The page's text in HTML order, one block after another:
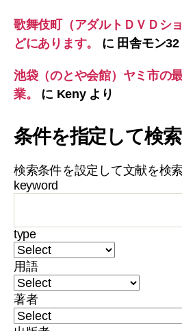
歌舞伎町（アダルトＤＶＤシ
どにあります。
に 田舎モン32
池袋（のとや会館）ヤミ市の
業。
に Kenyより
条件を指定して検索
検索条件を設定して文献を検
keyword
type
用語
著者